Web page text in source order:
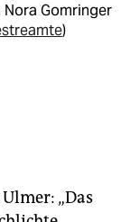
Gomringer
)
„Das